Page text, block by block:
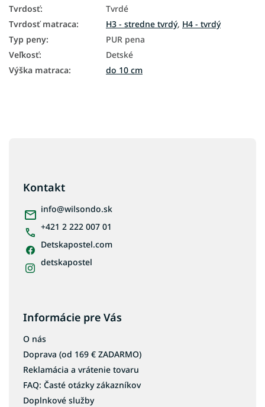
Tvrdosť:
Tvrdé
Tvrdosť matraca: H3 - stredne tvrdý, H4 - tvrdý
Typ peny:
PUR pena
Veľkosť:
Detské
Výška matraca: do 10 cm
Kontakt
info@wilsondo.sk
+421 2 222 007 01
Detskapostel.com
detskapostel
Informácie pre Vás
O nás
Doprava (od 169 € ZADARMO)
Reklamácia a vrátenie tovaru
FAQ: Časté otázky zákazníkov
Doplnkové služby